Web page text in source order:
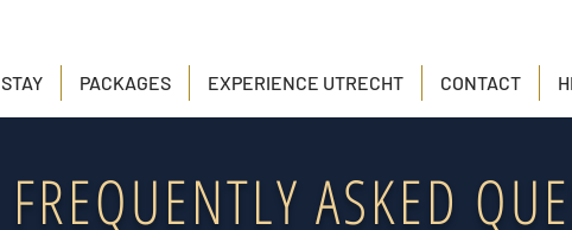
STAY PACKAGES EXPERIENCE UTRECHT CONTACT
FREQUENTLY ASKED